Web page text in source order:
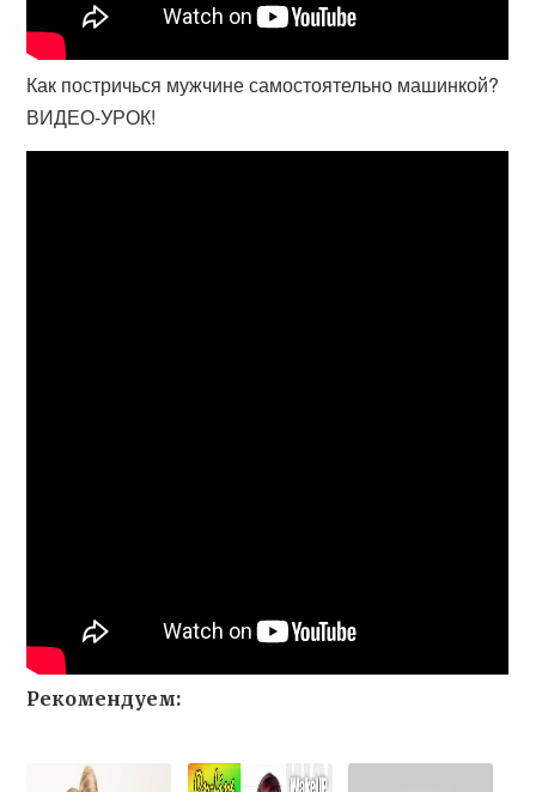
Как постричься мужчине самостоятельно машинкой?
ВИДЕО-УРОК!
Рекомендуем: